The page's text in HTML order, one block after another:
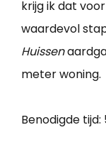
krijg ik dat
waardevol
Huissen
meter woning.
Benodigde tijd: